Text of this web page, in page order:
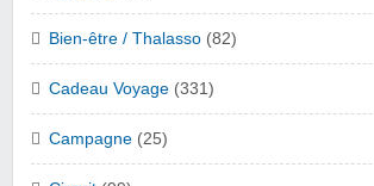
Bien-être / Thalasso (82)
Cadeau Voyage (331)
Campagne (25)